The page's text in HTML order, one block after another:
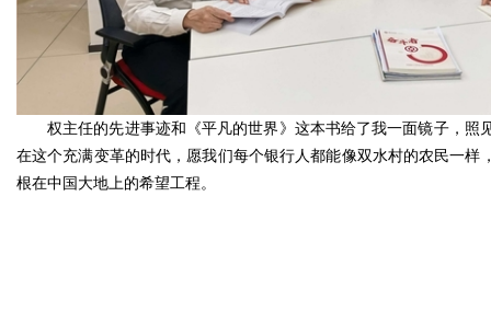
权主任的先进事迹和《平凡的世界》这本书给了我一面镜子，
在这个充满变革的时代，愿我们每个银行人都能像双水村的农民一
根在中国大地上的希望工程。